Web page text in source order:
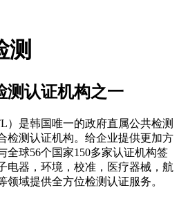
测
测认证机构之一
）是韩国唯一的政府直属公共检测
检测认证机构。给企业提供更加方
全球56个国家150多家认证机构签
电器，环境，校准，医疗器械，航
领域提供全方位检测认证服务。